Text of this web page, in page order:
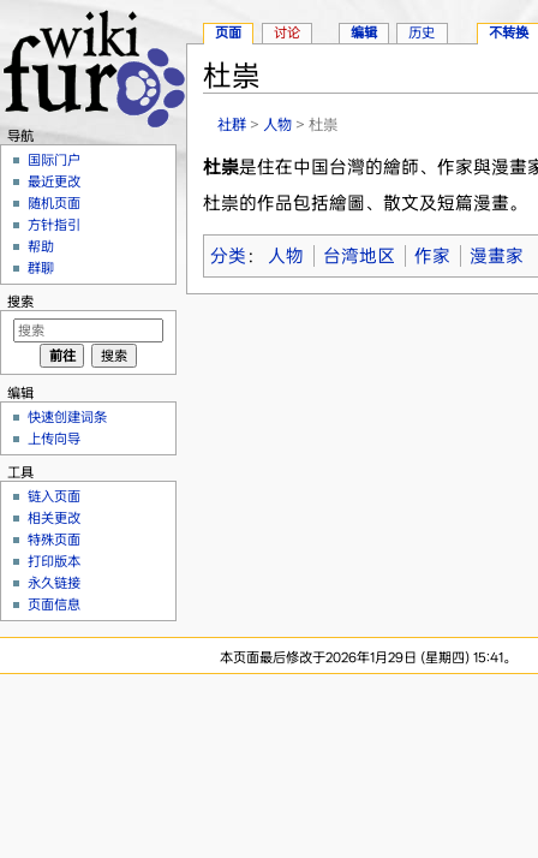
杜崇
社群 > 人物 > 杜崇
杜崇是住在中国台灣的繪師、作家與漫畫
杜崇的作品包括繪圖、散文及短篇漫畫。
分类 ： 人物 台湾地区 作家 漫畫家
页面 讨论 编辑 历史 不转换
导航
国际门户
最近更改
随机页面
方针指引
帮助
群聊
搜索
编辑
快速创建词条
上传向导
工具
链入页面
相关更改
特殊页面
打印版本
永久链接
页面信息
本页面最后修改于2026年1月29日 (星期四) 15:41。